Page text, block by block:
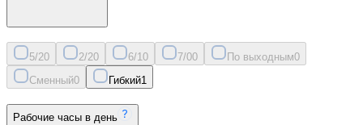
5/20 2/20 6/10 7/00 По выходным0
Сменный0 Гибкий1
Рабочие часы в день